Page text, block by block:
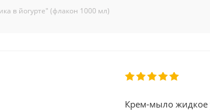
в йогурте" (флакон 1000 мл)
Крем-мыло жидкое